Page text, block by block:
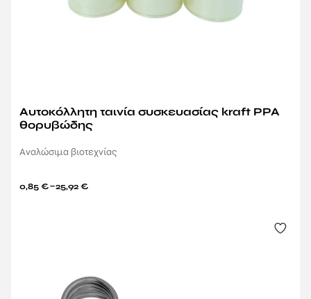
Αυτοκόλλητη ταινία συσκευασίας kraft PPA
θορυβώδης
Aναλώσιμα βιοτεχνίας
0,85 €–25,92 €